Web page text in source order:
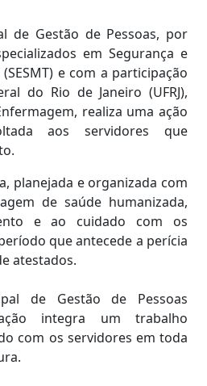
de Gestão de Pessoas, por
em Segurança e
e com a participação
do Rio de Janeiro (UFRJ),
realiza uma ação
aos servidores que
planejada e organizada com
de saúde humanizada,
e ao cuidado com os
que antecede a perícia
atestados.
de Gestão de Pessoas
integra um trabalho
com os servidores em toda